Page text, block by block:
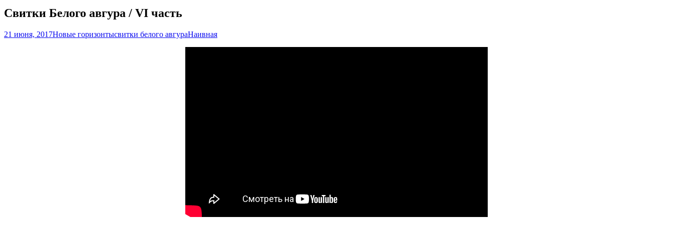
Свитки Белого авгура / VI часть
21 июня, 2017Новые горизонтысвитки белого авгураНаивная